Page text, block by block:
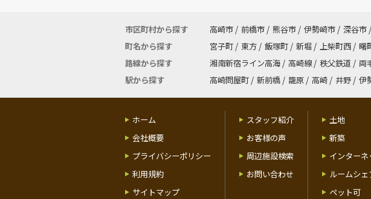
市区町村から探す 高崎市 / 前橋市 / 熊谷市 / 伊勢崎市 / 深谷市 /
町名から探す
宮子町 / 東方 / 飯塚町 / 新堀 / 上柴町西 / 曙
路線から探す
湘南新宿ライン高海 / 高崎線 / 秩父鉄道 / 両
駅から探す
高崎問屋町 / 新前橋 / 籠原 / 高崎 / 井野 / 伊
ホーム
会社概要
プライバシーポリシー
利用規約
サイトマップ
スタッフ紹介
お客様の声
周辺施設検索
お問い合わせ
土地
新築
インター
ルームシ
ペット可